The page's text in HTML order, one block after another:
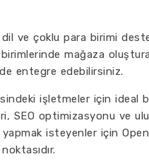
ve çoklu para birimi
mağaza
entegre edebilirsiniz.
işletmeler için ideal
SEO optimizasyonu ve
isteyenler için